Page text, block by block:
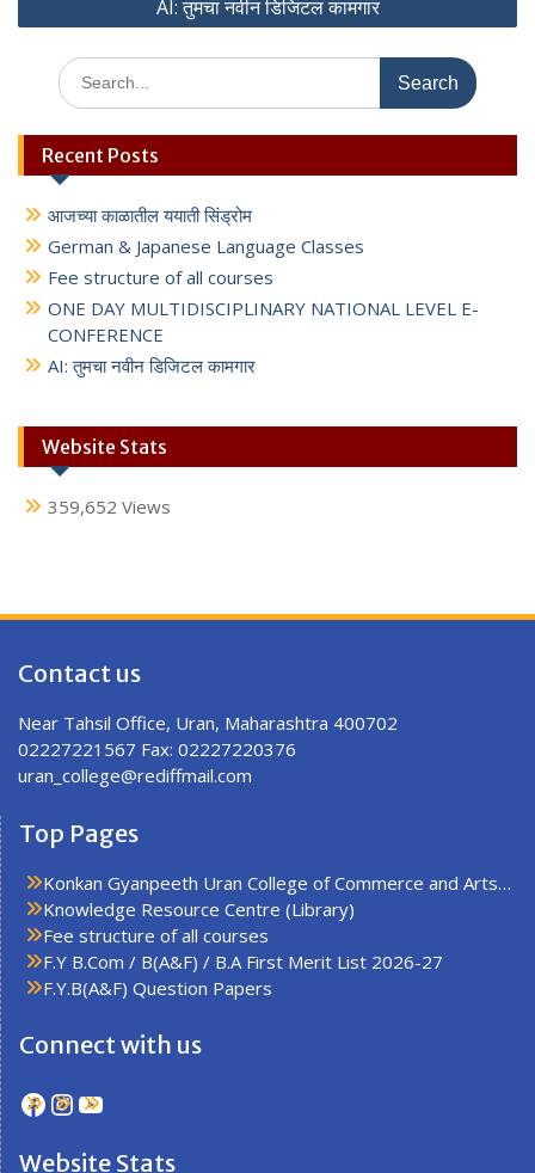
AI: तुमचा नवीन डिजिटल कामगार
Search
for:
Recent Posts
आजच्या काळातील ययाती सिंड्रोम
German & Japanese Language Classes
Fee structure of all courses
ONE DAY MULTIDISCIPLINARY NATIONAL LEVEL E-
CONFERENCE
AI: तुमचा नवीन डिजिटल कामगार
Website Stats
359,652 Views
Contact us
Near Tahsil Office, Uran, Maharashtra 400702
02227221567 Fax: 02227220376
uran_college@rediffmail.com
Top Pages
Konkan Gyanpeeth Uran College of Commerce and Arts…
Knowledge Resource Centre (Library)
Fee structure of all courses
F.Y B.Com / B(A&F) / B.A First Merit List 2026-27
F.Y.B(A&F) Question Papers
Connect with us
Facebook
Instagram
YouTube
Website Stats